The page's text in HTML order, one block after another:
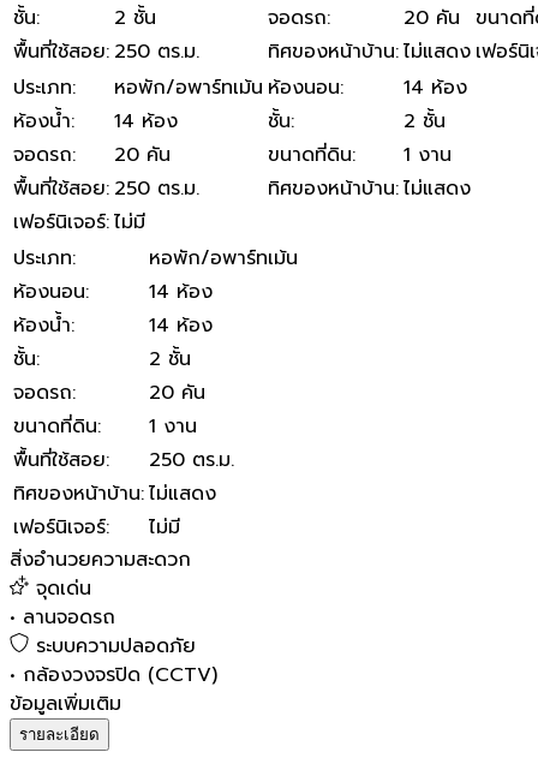
ชั้น: 2 ชั้น จอดรถ: 20 คัน
ขนาด
พื้นที่ใช้สอย: 250 ตร.ม. ทิศของหน้าบ้าน:ไม่แสดง เฟอร์นิ
ประเภท: หอพัก/อพาร์ทเม้น ห้องนอน:
14 ห้อง
ห้องน้ำ: 14 ห้อง ชั้น:
2 ชั้น
จอดรถ: 20 คัน ขนาดที่ดิน:
1 งาน
พื้นที่ใช้สอย: 250 ตร.ม. ทิศของหน้าบ้าน:ไม่แสดง
เฟอร์นิเจอร์:ไม่มี
ประเภท:
หอพัก/อพาร์ทเม้น
ห้องนอน:
14 ห้อง
ห้องน้ำ:
14 ห้อง
ชั้น:
2 ชั้น
จอดรถ:
20 คัน
ขนาดที่ดิน:
1 งาน
พื้นที่ใช้สอย:
250 ตร.ม.
ทิศของหน้าบ้าน:ไม่แสดง
เฟอร์นิเจอร์:
ไม่มี
สิ่งอำนวยความสะดวก
จุดเด่น
• ลานจอดรถ
ระบบความปลอดภัย
• กล้องวงจรปิด (CCTV)
ข้อมูลเพิ่มเติม
รายละเอียด